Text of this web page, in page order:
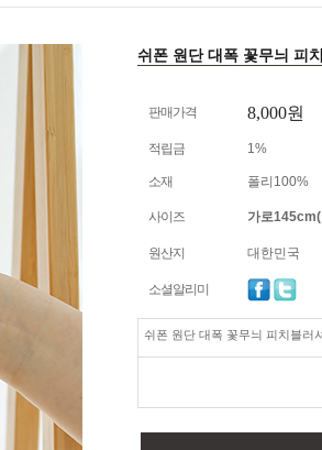
쉬폰 원단 대폭 꽃무늬 피
판매가격 8,000원
적립금 1%
소재 폴리100%
사이즈 가로
원산지 대한민국
소셜알리미
쉬폰 원단 대폭 꽃무늬 피치블러